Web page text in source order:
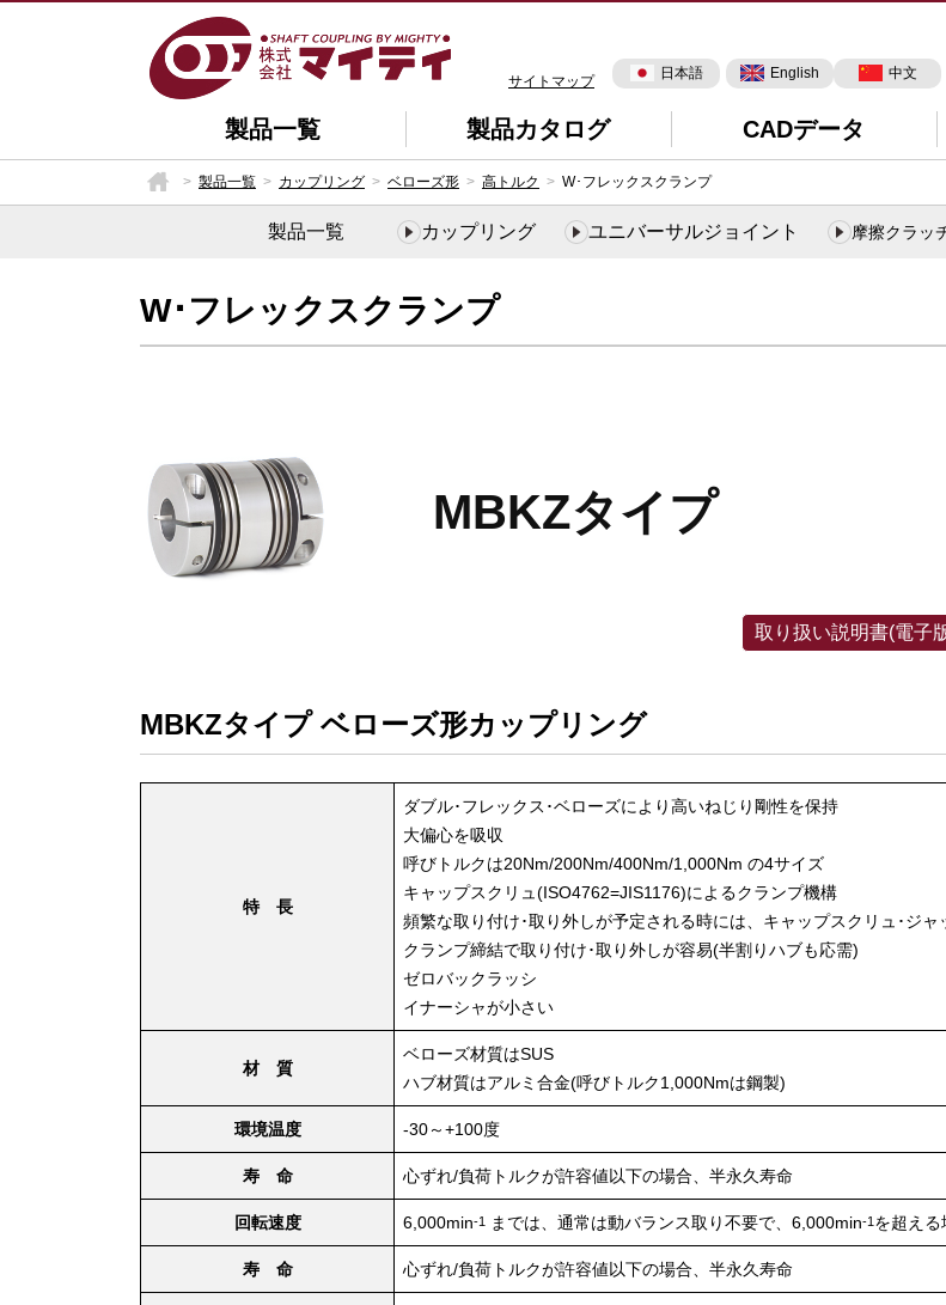
サイトマップ 日本語 English 中文
製品一覧 製品カタログ CADデータ
製品一覧 カップリング ベローズ形 高トルク W･フレックスクランプ
製品一覧 カップリング ユニバーサルジョイント 摩擦クラッ
W･フレックスクランプ
MBKZタイプ
取り扱い説明書(電子
MBKZタイプ ベローズ形カップリング
特 長
ダブル･フレックス･ベローズにより高いねじり剛性を保持
大偏心を吸収
呼びトルクは20Nm/200Nm/400Nm/1,000Nm の4サイズ
キャップスクリュ(ISO4762=JIS1176)によるクランプ機構
頻繁な取り付け･取り外しが予定される時には、キャップスクリュ･ジ
クランプ締結で取り付け･取り外しが容易(半割りハブも応需)
ゼロバックラッシ
イナーシャが小さい
材 質
ベローズ材質はSUS
ハブ材質はアルミ合金(呼びトルク1,000Nmは鋼製)
環境温度 -30～+100度
寿 命 心ずれ/負荷トルクが許容値以下の場合、半永久寿命
回転速度 6,000min-1 までは、通常は動バランス取り不要で、6,000min-1 を超え
寿 命 心ずれ/負荷トルクが許容値以下の場合、半永久寿命